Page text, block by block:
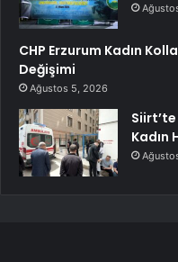
CHP Erzurum Kadın
Değişimi
Ağustos 5, 2026
Kadın